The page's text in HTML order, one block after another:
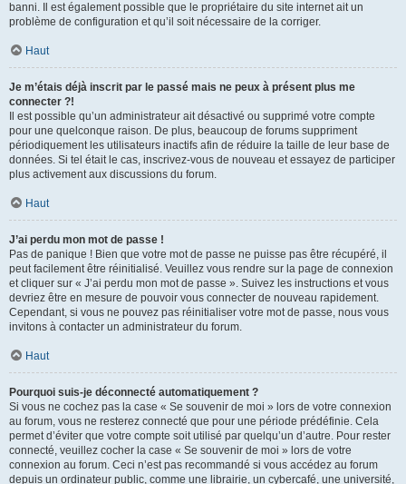
banni. Il est également possible que le propriétaire du site internet ait un
problème de configuration et qu’il soit nécessaire de la corriger.
Haut
Je m’étais déjà inscrit par le passé mais ne peux à présent plus me
connecter ?!
Il est possible qu’un administrateur ait désactivé ou supprimé votre compte
pour une quelconque raison. De plus, beaucoup de forums suppriment
périodiquement les utilisateurs inactifs afin de réduire la taille de leur base de
données. Si tel était le cas, inscrivez-vous de nouveau et essayez de participer
plus activement aux discussions du forum.
Haut
J’ai perdu mon mot de passe !
Pas de panique ! Bien que votre mot de passe ne puisse pas être récupéré, il
peut facilement être réinitialisé. Veuillez vous rendre sur la page de connexion
et cliquer sur « J’ai perdu mon mot de passe ». Suivez les instructions et vous
devriez être en mesure de pouvoir vous connecter de nouveau rapidement.
Cependant, si vous ne pouvez pas réinitialiser votre mot de passe, nous vous
invitons à contacter un administrateur du forum.
Haut
Pourquoi suis-je déconnecté automatiquement ?
Si vous ne cochez pas la case « Se souvenir de moi » lors de votre connexion
au forum, vous ne resterez connecté que pour une période prédéfinie. Cela
permet d’éviter que votre compte soit utilisé par quelqu’un d’autre. Pour rester
connecté, veuillez cocher la case « Se souvenir de moi » lors de votre
connexion au forum. Ceci n’est pas recommandé si vous accédez au forum
depuis un ordinateur public, comme une librairie, un cybercafé, une université,